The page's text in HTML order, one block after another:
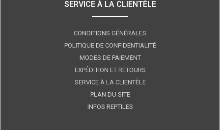
SERVICE À LA CLIENTÈLE
CONDITIONS GÉNÉRALES
POLITIQUE DE CONFIDENTIALITÉ
MODES DE PAIEMENT
EXPÉDITION ET RETOURS
SERVICE À LA CLIENTÈLE
PLAN DU SITE
INFOS REPTILES